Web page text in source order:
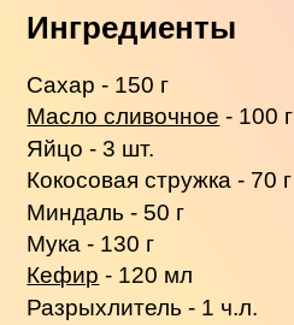
Ингредиенты
Сахар - 150 г
Масло сливочное - 100 г
Яйцо - 3 шт.
Кокосовая стружка - 70 г
Миндаль - 50 г
Мука - 130 г
Кефир - 120 мл
Разрыхлитель - 1 ч.л.